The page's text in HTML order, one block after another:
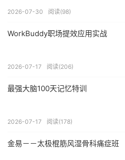
2026-07-30 阅读(98)
WorkBuddy职场提效应用实战
2026-07-17 阅读(206)
最强大脑100天记忆特训
2026-07-17 阅读(178)
金易－－太极棍筋风湿骨科痛症班